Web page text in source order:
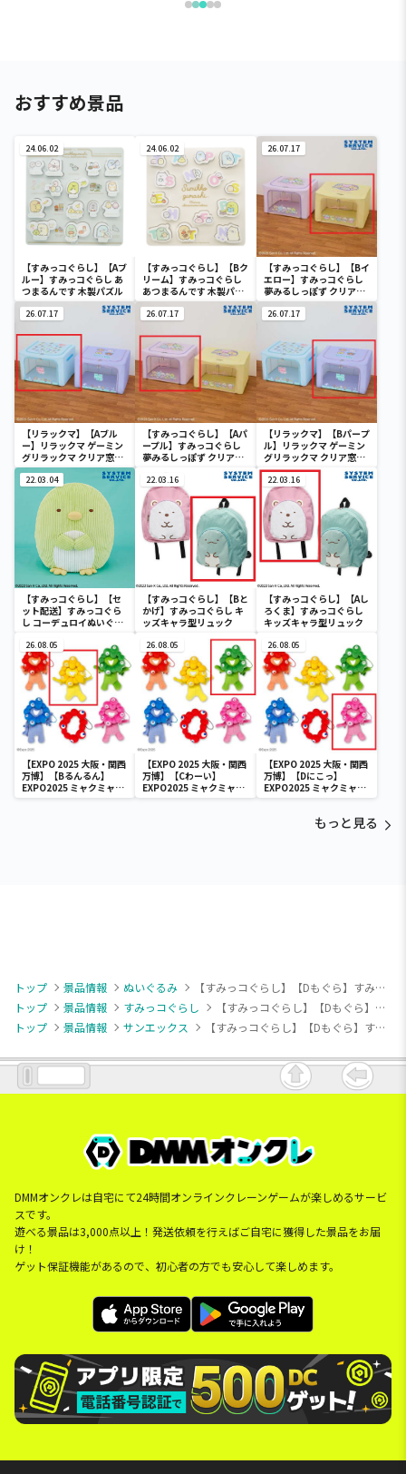
おすすめ景品
24.06.02
【すみっコぐらし】【Aブ
ルー】すみっコぐらし あ
つまるんです 木製パズル
24.06.02
【すみっコぐらし】【Bク
リーム】すみっコぐらし
あつまるんです 木製パズ
ル
26.07.17
【すみっコぐらし】【Bイ
エロー】すみっコぐらし
夢みるしっぽず クリア窓
付き収納ボックス
26.07.17
【リラックマ】【Aブル
ー】リラックマ ゲーミン
グリラックマ クリア窓付
き収納ボックス
26.07.17
【すみっコぐらし】【Aパ
ープル】すみっコぐらし
夢みるしっぽず クリア窓
26.07.17
【リラックマ】【Bパープ
ル】リラックマ ゲーミン
グリラックマ クリア窓付
き収納ボックス
22.03.04
【すみっコぐらし】【セ
ット配送】すみっコぐら
し コーデュロイぬいぐる
ん？
22.03.16
【すみっコぐらし】【Bと
かげ】すみっコぐらし キ
ッズキャラ型リュック
22.03.16
【すみっコぐらし】【Aし
ろくま】すみっコぐらし
キッズキャラ型リュック
26.08.05
【EXPO 2025 大阪・関西
万博】【Bるんるん】
EXPO2025 ミャクミャク
カラフルゴム紐付きぬい
26.08.05
【EXPO 2025 大阪・関西
万博】【Cわーい】
EXPO2025 ミャクミャク
カラフルゴム紐付きぬい
26.08.05
【EXPO 2025 大阪・関西
万博】【Dにこっ】
EXPO2025 ミャクミャク
カラフルゴム紐付きぬい
もっと見る
トップ 景品情報 ぬいぐるみ
【すみっコぐらし】【Dもぐら】すみっコぐらし ヘッドフォンぬいぐるみ
トップ
景品情報 すみっコぐらし
【すみっコぐらし】【Dもぐら】すみっコぐらし ヘッドフォンぬいぐるみ
トップ
景品情報 サンエックス 【すみっコぐらし】【Dもぐら】すみっコぐらし ヘッドフォンぬいぐるみ
DMMオンクレは自宅にて24時間オンラインクレーンゲームが楽しめるサービ
スです。
遊べる景品は3,000点以上！発送依頼を行えばご自宅に獲得した景品をお届
け！
ゲット保証機能があるので、初心者の方でも安心して楽しめます。